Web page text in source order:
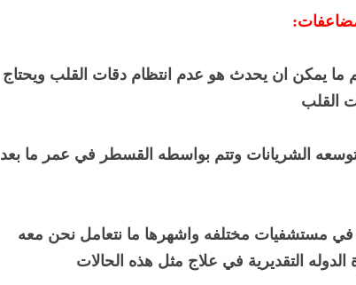
ما يمكن ان يحدث هو عدم انتظام دقات القلب ويحتاج
القلب
الشريانات وتتم بواسطه القسطر في عمر ما بعد
في مستشفيات مختلفه واشهرها ما نتعامل نحن معه
التقديرية في علاج مثل هذه الحالات